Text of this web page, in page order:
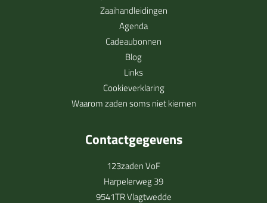
Zaaihandleidingen
Agenda
Cadeaubonnen
Blog
Links
Cookieverklaring
Waarom zaden soms niet kiemen
Contactgegevens
123zaden VoF
Harpelerweg 39
9541TR Vlagtwedde